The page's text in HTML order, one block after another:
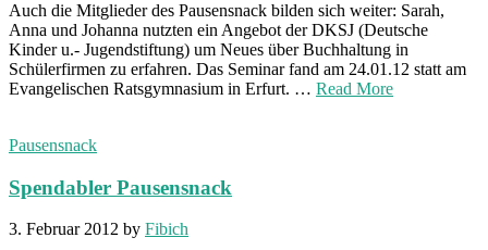
Auch die Mitglieder des Pausensnack bilden sich weiter: Sarah,
Anna und Johanna nutzten ein Angebot der DKSJ (Deutsche
Kinder u.- Jugendstiftung) um Neues über Buchhaltung in
Schülerfirmen zu erfahren. Das Seminar fand am 24.01.12 statt am
Evangelischen Ratsgymnasium in Erfurt. … Read More
Pausensnack
Spendabler Pausensnack
3. Februar 2012 by Fibich